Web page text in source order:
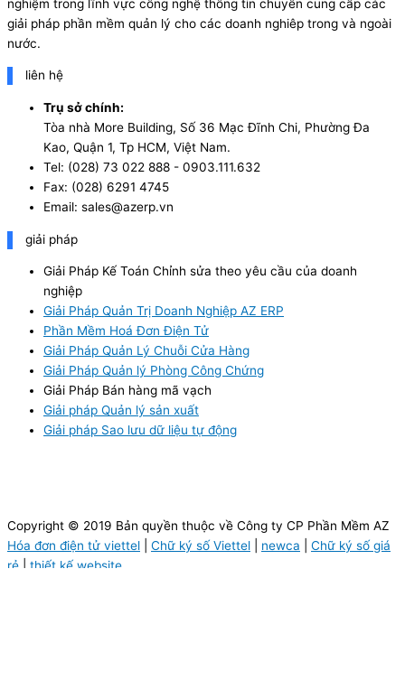
nghiệm trong lĩnh vực công nghệ thông tin chuyên cung cấp các
giải pháp phần mềm quản lý cho các doanh nghiêp trong và ngoài
nước.
liên hệ
Trụ sở chính:
Tòa nhà More Building, Số 36 Mạc Đĩnh Chi, Phường Đa
Kao, Quận 1, Tp HCM, Việt Nam.
Tel: (028) 73 022 888 - 0903.111.632
Fax: (028) 6291 4745
Email: sales@azerp.vn
giải pháp
Giải Pháp Kế Toán Chỉnh sửa theo yêu cầu của doanh
nghiệp
Giải Pháp Quản Trị Doanh Nghiệp AZ ERP
Phần Mềm Hoá Đơn Điện Tử
Giải Pháp Quản Lý Chuỗi Cửa Hàng
Giải Pháp Quản lý Phòng Công Chứng
Giải Pháp Bán hàng mã vạch
Giải pháp Quản lý sản xuất
Giải pháp Sao lưu dữ liệu tự động
Copyright © 2019 Bản quyền thuộc về Công ty CP Phần Mềm AZ
Hóa đơn điện tử viettel
Chữ ký số Viettel newca
Chữ ký số giá
rẻ | thiết kế website